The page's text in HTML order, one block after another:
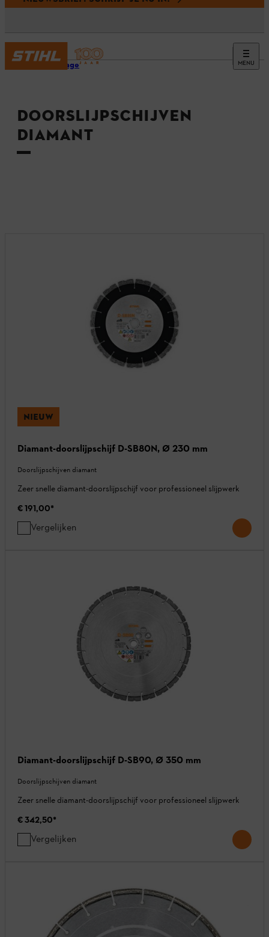
MENU
Homepage
DOORSLIJPSCHIJVEN
DIAMANT
NIEUW
Diamant-doorslijpschijf D-SB80N, Ø 230 mm
Doorslijpschijven diamant
Zeer snelle diamant-doorslijpschijf voor professioneel slijpwerk
€ 191,00*
Vergelijken
Diamant-doorslijpschijf D-SB90, Ø 350 mm
Doorslijpschijven diamant
Zeer snelle diamant-doorslijpschijf voor professioneel slijpwerk
€ 342,50*
Vergelijken